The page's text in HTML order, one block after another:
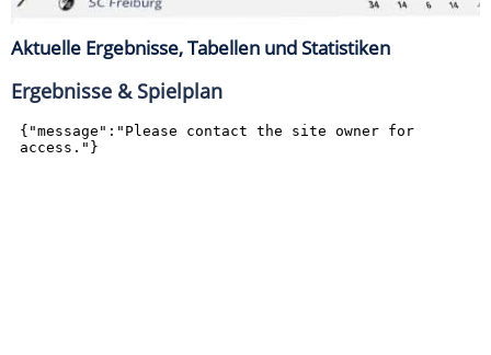
Aktuelle Ergebnisse, Tabellen und Statistiken
Ergebnisse & Spielplan